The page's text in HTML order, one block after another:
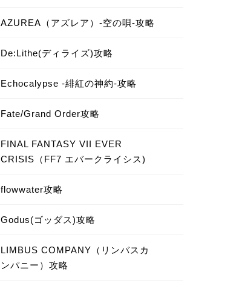
AZUREA（アズレア）-空の唄-攻略
De:Lithe(ディライズ)攻略
Echocalypse -緋紅の神約-攻略
Fate/Grand Order攻略
FINAL FANTASY VII EVER
CRISIS（FF7 エバークライシス)
flowwater攻略
Godus(ゴッダス)攻略
LIMBUS COMPANY（リンバスカ
ンパニー）攻略